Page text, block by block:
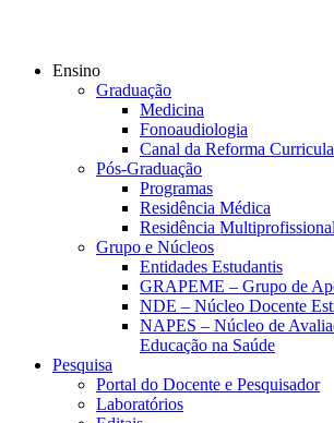
Ensino
Graduação
Medicina
Fonoaudiologia
Canal da Reforma
Pós-Graduação
Programas
Residência Médica
Residência Multiprofissional
Grupo e Núcleos
Entidades Estudantis
GRAPEME – Grupo de
NDE – Núcleo Docente
NAPES – Núcleo de
Educação na Saúde
Pesquisa
Portal do Docente e Pesquisador
Laboratórios